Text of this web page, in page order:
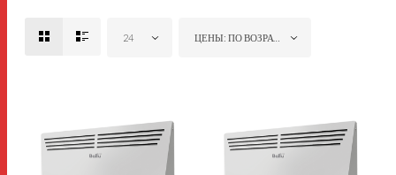
24 ЦЕНЫ: ПО ВОЗРАСТАНИЮ